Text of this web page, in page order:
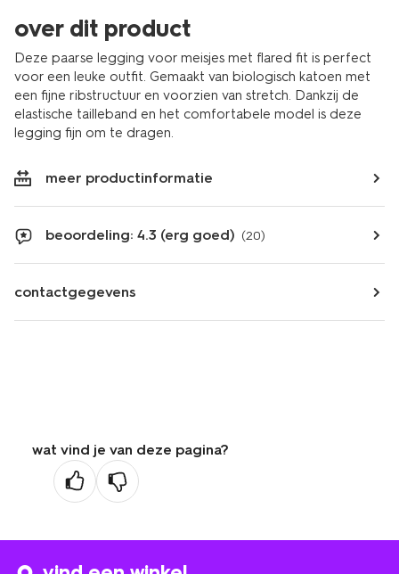
over dit product
Deze paarse legging voor meisjes met flared fit is perfect
voor een leuke outfit. Gemaakt van biologisch katoen met
een fijne ribstructuur en voorzien van stretch. Dankzij de
elastische tailleband en het comfortabele model is deze
legging fijn om te dragen.
meer productinformatie
beoordeling: 4.3 (erg goed) (20)
contactgegevens
wat vind je van deze pagina?